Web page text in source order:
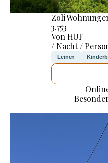
Zoli
3.753
Von HUF
/ Nacht /
Leinen